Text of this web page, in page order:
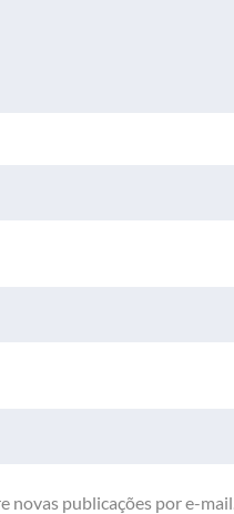
novas publicações por e-